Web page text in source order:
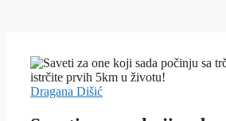
Dragana Dišić